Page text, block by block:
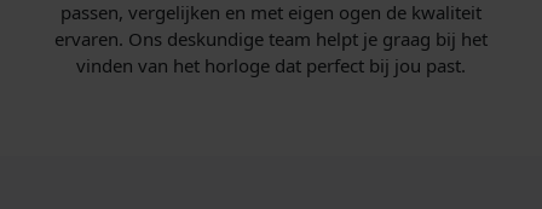
passen, vergelijken en met eigen ogen de kwaliteit
ervaren. Ons deskundige team helpt je graag bij het
vinden van het horloge dat perfect bij jou past.